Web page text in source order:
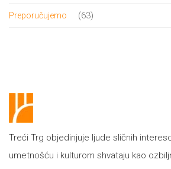
Preporučujemo 6363
Treći Trg objedinjuje ljude sličnih
umetnošću i kulturom shvataju kao